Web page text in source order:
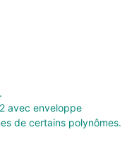
avec enveloppe
de certains polynômes.